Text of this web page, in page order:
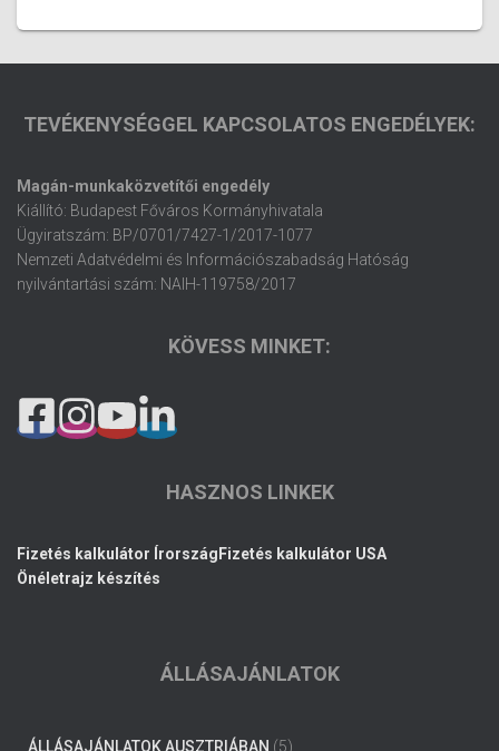
TEVÉKENYSÉGGEL KAPCSOLATOS ENGEDÉLYEK:
Magán-munkaközvetítői engedély
Kiállító: Budapest Főváros Kormányhivatala
Ügyiratszám: BP/0701/7427-1/2017-1077
Nemzeti Adatvédelmi és Információszabadság Hatóság
nyilvántartási szám: NAIH-119758/2017
KÖVESS MINKET:
HASZNOS LINKEK
Fizetés kalkulátor Írország Fizetés kalkulátor USA
Önéletrajz készítés
ÁLLÁSAJÁNLATOK
ÁLLÁSAJÁNLATOK AUSZTRIÁBAN (5)